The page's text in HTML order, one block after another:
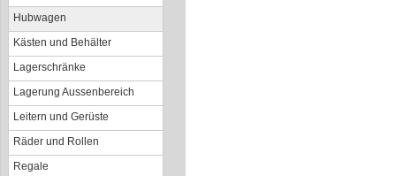
Hubwagen
Kästen und Behälter
Lagerschränke
Lagerung Aussenbereich
Leitern und Gerüste
Räder und Rollen
Regale